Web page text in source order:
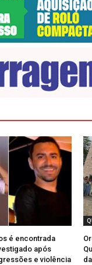
é encontrada
após
e violência